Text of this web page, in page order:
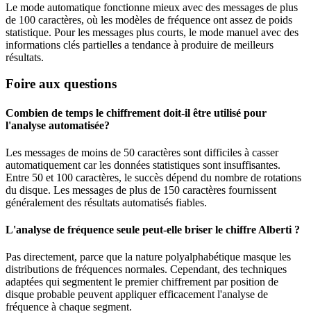
Le mode automatique fonctionne mieux avec des messages de plus
de 100 caractères, où les modèles de fréquence ont assez de poids
statistique. Pour les messages plus courts, le mode manuel avec des
informations clés partielles a tendance à produire de meilleurs
résultats.
Foire aux questions
Combien de temps le chiffrement doit-il être utilisé pour
l'analyse automatisée?
Les messages de moins de 50 caractères sont difficiles à casser
automatiquement car les données statistiques sont insuffisantes.
Entre 50 et 100 caractères, le succès dépend du nombre de rotations
du disque. Les messages de plus de 150 caractères fournissent
généralement des résultats automatisés fiables.
L'analyse de fréquence seule peut-elle briser le chiffre Alberti ?
Pas directement, parce que la nature polyalphabétique masque les
distributions de fréquences normales. Cependant, des techniques
adaptées qui segmentent le premier chiffrement par position de
disque probable peuvent appliquer efficacement l'analyse de
fréquence à chaque segment.